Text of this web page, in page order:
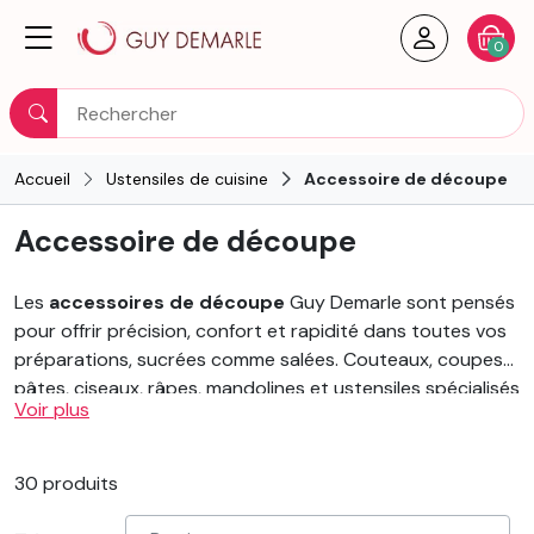
Rechercher
Créer
0
Accueil Ustensiles de cuisine Accessoire de découpe
Accessoire de découpe
Les accessoires de découpe Guy Demarle sont pensés
pour offrir précision, confort et rapidité dans toutes vos
préparations, sucrées comme salées. Couteaux, coupes-
pâtes, ciseaux, râpes, mandolines et ustensiles spécialisés
vous permettent de tailler, trancher, portionner ou
un geste fluide et sécurisé.
Voir plus
30 produits